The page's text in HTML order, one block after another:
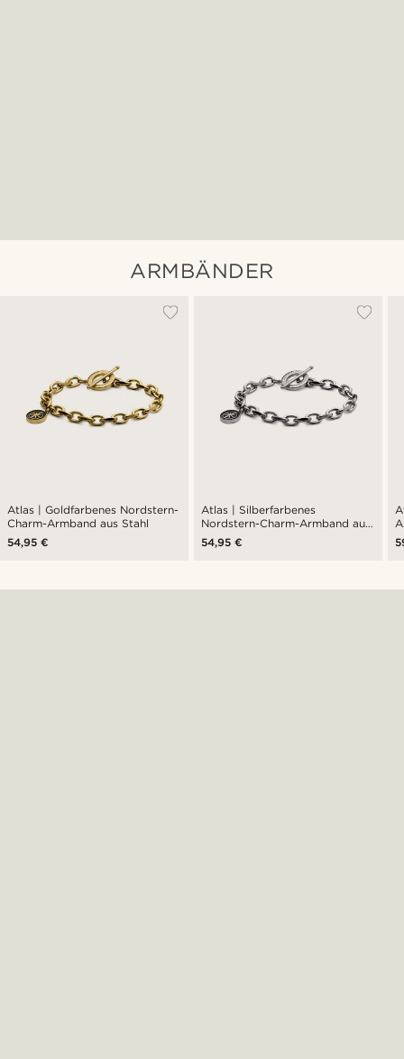
ARMBÄNDER
Atlas | Goldfarbenes Nordstern-
Charm-Armband aus Stahl
54,95 €
Atlas | Silberfarbenes
Nordstern-Charm-Armband aus
Stahl
54,95 €